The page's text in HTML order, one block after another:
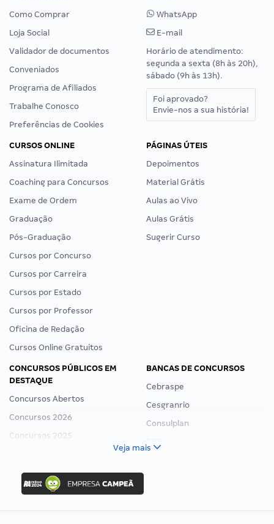
Como Comprar
Loja Social
Validador de documentos
Conveniados
Programa de Afiliados
Trabalhe Conosco
Preferências de Cookies
WhatsApp
E-mail
Horário de atendimento:
segunda a sexta (8h às 20h),
sábado (9h às 13h).
Foi aprovado?
Envie-nos a sua história!
CURSOS ONLINE
Assinatura Ilimitada
Coaching para Concursos
Exame de Ordem
Graduação
Pós-Graduação
Cursos por Concurso
Cursos por Carreira
Cursos por Estado
Cursos por Professor
Oficina de Redação
Cursos Online Gratuitos
PÁGINAS ÚTEIS
Depoimentos
Material Grátis
Aulas ao Vivo
Aulas Grátis
Sugerir Curso
CONCURSOS PÚBLICOS EM
DESTAQUE
Concursos Abertos
Concursos 2026
Concursos 2025
Concurso Nacional Unificado
Concurso Ibama
Concurso MPU
Editais publicados
BANCAS DE CONCURSOS
Cebraspe
Cesgranrio
Consulplan
Veja mais